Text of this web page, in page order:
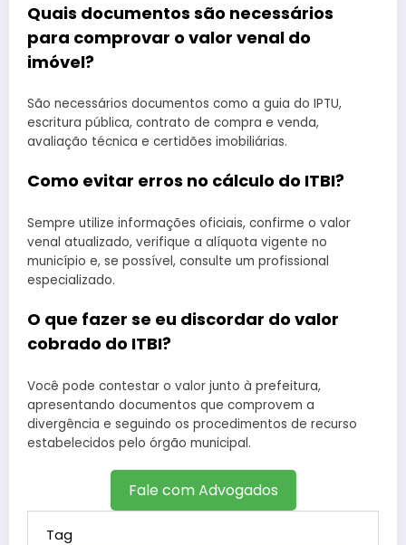
Quais documentos são necessários
para comprovar o valor venal do
imóvel?
São necessários documentos como a guia do IPTU,
escritura pública, contrato de compra e venda,
avaliação técnica e certidões imobiliárias.
Como evitar erros no cálculo do ITBI?
Sempre utilize informações oficiais, confirme o valor
venal atualizado, verifique a alíquota vigente no
município e, se possível, consulte um profissional
especializado.
O que fazer se eu discordar do valor
cobrado do ITBI?
Você pode contestar o valor junto à prefeitura,
apresentando documentos que comprovem a
divergência e seguindo os procedimentos de recurso
estabelecidos pelo órgão municipal.
Fale com Advogados
Tag